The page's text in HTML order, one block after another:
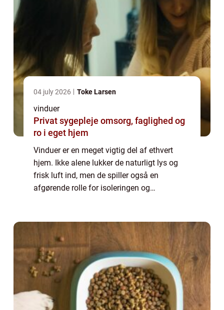
04 july 2026 Toke Larsen
vinduer
Privat sygepleje omsorg, faglighed og
ro i eget hjem
Vinduer er en meget vigtig del af ethvert
hjem. Ikke alene lukker de naturligt lys og
frisk luft ind, men de spiller også en
afgørende rolle for isoleringen og